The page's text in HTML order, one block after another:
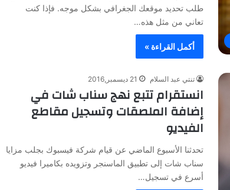
طلب تحديد موقعك الجغرافي بشكل موجه. فإذا كنت
تعاني من مثل هذه…
أكمل القراءة »
تنتي عبد السلام 21 ديسمبر,2016
انستقرام تتبع نهج سناب شات في
إضافة الملصقات وتسجيل مقاطع
الفيديو
تحدثنا الأسبوع الماضي عن قيام شركة فيسبوك بجلب مزايا
سناب شات إلى تطبيق الماسنجر وتزويده بكاميرا فيديو
أسرع في تسجيل…